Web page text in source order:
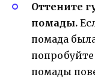
Оттените
помады.
помада
помады